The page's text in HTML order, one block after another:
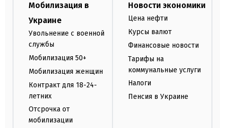
Мобилизация в
Украине
Увольнение с военной
службы
Мобилизация 50+
Мобилизация женщин
Контракт для 18-24-
летних
Отсрочка от
мобилизации
Новости экономики
Цена нефти
Курсы валют
Финансовые новости
Тарифы на
коммунальные услуги
Налоги
Пенсия в Украине